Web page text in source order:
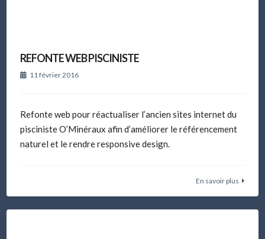
REFONTE WEB PISCINISTE
11 février 2016
Refonte web pour réactualiser l’ancien sites internet du
pisciniste O’Minéraux afin d’améliorer le référencement
naturel et le rendre responsive design.
En savoir plus